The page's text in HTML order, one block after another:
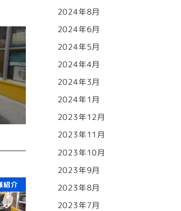
紹介
2024年8月
2024年6月
2024年5月
2024年4月
2024年3月
2024年1月
2023年12月
2023年11月
2023年10月
2023年9月
2023年8月
2023年7月